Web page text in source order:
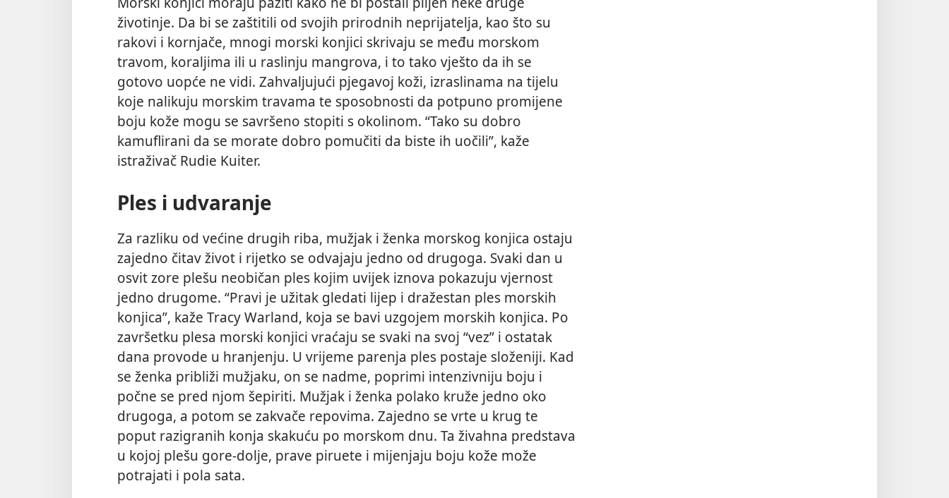
životinje. Da bi se zaštitili od svojih prirodnih neprijatelja, kao što su
rakovi i kornjače, mnogi morski konjici skrivaju se među morskom
travom, koraljima ili u raslinju mangrova, i to tako vješto da ih se
gotovo uopće ne vidi. Zahvaljujući pjegavoj koži, izraslinama na tijelu
koje nalikuju morskim travama te sposobnosti da potpuno promijene
boju kože mogu se savršeno stopiti s okolinom. “Tako su dobro
kamuflirani da se morate dobro pomučiti da biste ih uočili”, kaže
istraživač Rudie Kuiter.
Ples i udvaranje
Za razliku od većine drugih riba, mužjak i ženka morskog konjica ostaju
zajedno čitav život i rijetko se odvajaju jedno od drugoga. Svaki dan u
osvit zore plešu neobičan ples kojim uvijek iznova pokazuju vjernost
jedno drugome. “Pravi je užitak gledati lijep i dražestan ples morskih
konjica”, kaže Tracy Warland, koja se bavi uzgojem morskih konjica. Po
završetku plesa morski konjici vraćaju se svaki na svoj “vez” i ostatak
dana provode u hranjenju. U vrijeme parenja ples postaje složeniji. Kad
se ženka približi mužjaku, on se nadme, poprimi intenzivniju boju i
počne se pred njom šepiriti. Mužjak i ženka polako kruže jedno oko
drugoga, a potom se zakvače repovima. Zajedno se vrte u krug te
poput razigranih konja skakuću po morskom dnu. Ta živahna predstava
u kojoj plešu gore-dolje, prave piruete i mijenjaju boju kože može
potrajati i pola sata.